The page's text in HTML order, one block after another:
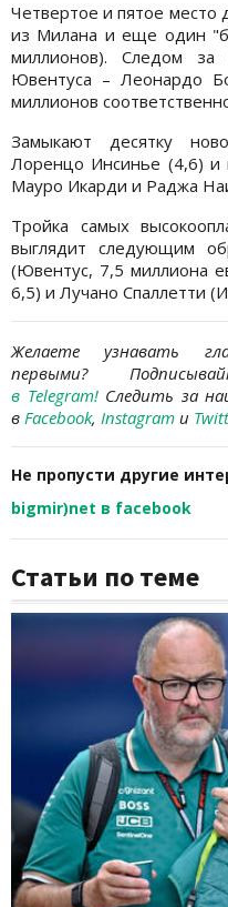
Четвертое и пятое
из Милана и еще один
миллионов). Следом
Ювентуса – Леонардо
миллионов
Замыкают десятку
Лоренцо Инсинье (4,6) и
Мауро Икарди и Раджа
Тройка самых
выглядит следующим
(Ювентус, 7,5 миллиона
6,5) и Лучано Спаллетти
Желаете узнавать
первыми?
в Telegram! Следить за
в Facebook, Instagram и
Не пропусти другие
bigmir)net в facebook
Статьи по теме